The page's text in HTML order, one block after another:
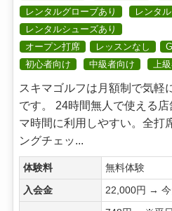
レンタルグローブあり
レンタ
レンタルシューズあり
オープン打席
レッスンなし
初心者向け
中級者向け 上
スキマゴルフは月額制で気軽
です。 24時間無人で使える
マ時間に利用しやすい。全打
ングチェッ...
体験料 無料体験
入会金 22,000円 → 今